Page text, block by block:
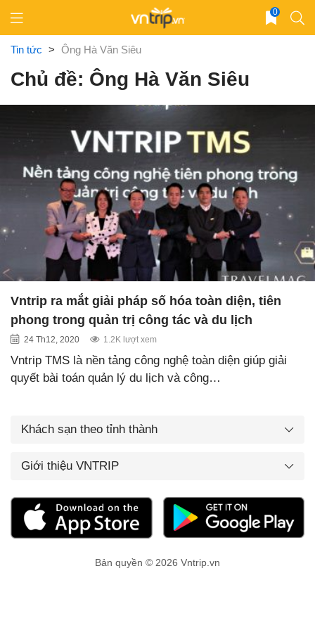
content
0
Tin tức > Ông Hà Văn Siêu
Chủ đề: Ông Hà Văn Siêu
Vntrip ra mắt giải pháp số hóa toàn diện, tiên
phong trong quản trị công tác và du lịch
24 Th12, 2020 1.2K lượt xem
Vntrip TMS là nền tảng công nghệ toàn diện giúp giải
quyết bài toán quản lý du lịch và công…
Khách sạn theo tỉnh thành
Giới thiệu VNTRIP
Bản quyền © 2026 Vntrip.vn